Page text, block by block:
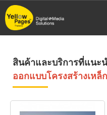
ข้าม
ไป
สินค้าและบริการที่แนะ
ออกแบบโครงสร้างเหล็ก